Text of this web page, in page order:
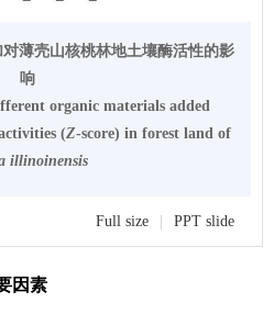
薄壳山核桃林地土壤酶活性的影
响
organic materials added
(Z-score) in forest land of
illinoinensis
Full size PPT slide
因素